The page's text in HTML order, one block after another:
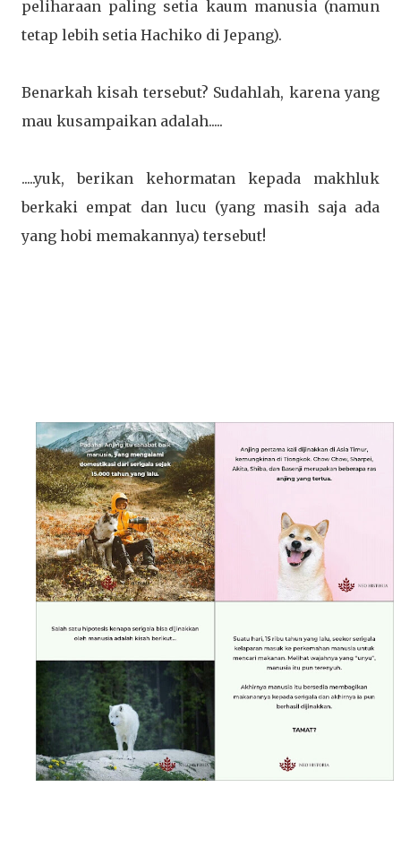
peliharaan paling setia kaum manusia (namun
tetap lebih setia Hachiko di Jepang).
Benarkah kisah tersebut? Sudahlah, karena yang
mau kusampaikan adalah.....
.....yuk, berikan kehormatan kepada makhluk
berkaki empat dan lucu (yang masih saja ada
yang hobi memakannya) tersebut!